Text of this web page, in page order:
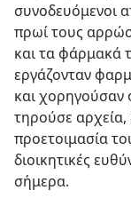
συνοδευόμενοι
πρωί τους
και τα φάρμακά
εργάζονταν
και χορηγούσαν
τηρούσε αρχεία,
προετοιμασία
διοικητικές
σήμερα.